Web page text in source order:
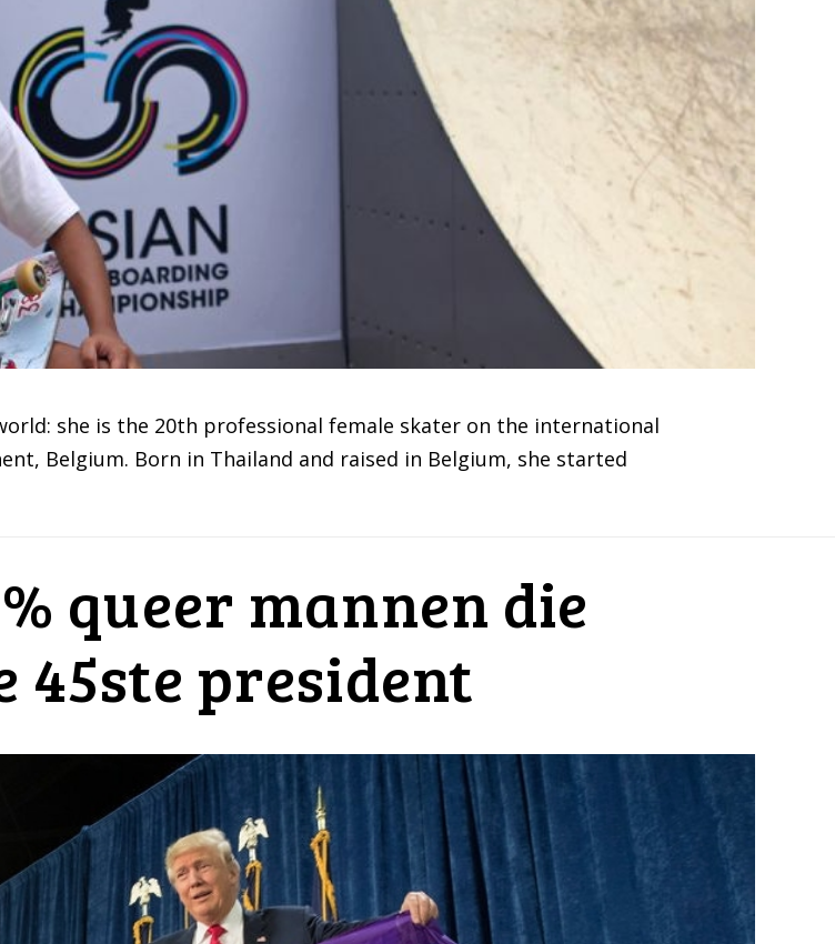
she is the 20th professional female skater on the international
Belgium. Born in Thailand and raised in Belgium, she started
queer mannen die
45ste president